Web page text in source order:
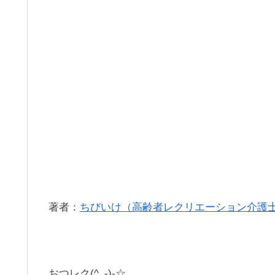
著者： ちびいけ（高齢者レクリエーション介護